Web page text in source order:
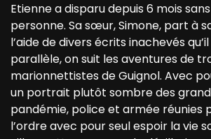
Etienne a disparu depuis 6 mois
personne. Sa sœur, Simone, part à
l’aide de divers écrits inachevés qu’il
parallèle, on suit les aventures de
marionnettistes de Guignol. Avec
un portrait plutôt sombre des
pandémie, police et armée réunies
l’ordre avec pour seul espoir la vie